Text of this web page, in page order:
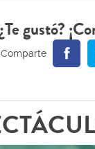
gustó?